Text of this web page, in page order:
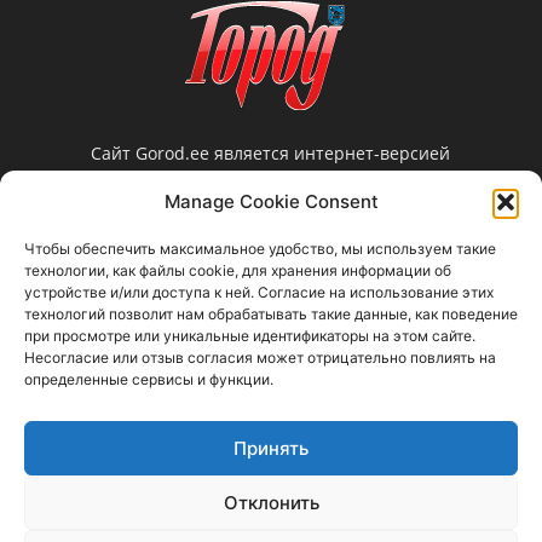
Manage Cookie Consent
Чтобы обеспечить максимальное удобство, мы используем такие
технологии, как файлы cookie, для хранения информации об
устройстве и/или доступа к ней. Согласие на использование этих
технологий позволит нам обрабатывать такие данные, как поведение
при просмотре или уникальные идентификаторы на этом сайте.
Несогласие или отзыв согласия может отрицательно повлиять на
определенные сервисы и функции.
Принять
Отклонить
Сайт Gorod.ee является интернет-версией
нарвской еженедельной газеты «Город».
Редакция не несет ответственности за
рекламных объявлениях и не предоставляет
справочной информации.
Свяжитесь с нами:gorod@gorod.ee